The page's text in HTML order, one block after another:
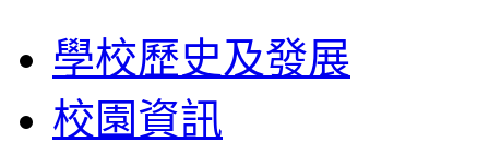
學校歷史及發展
校園資訊